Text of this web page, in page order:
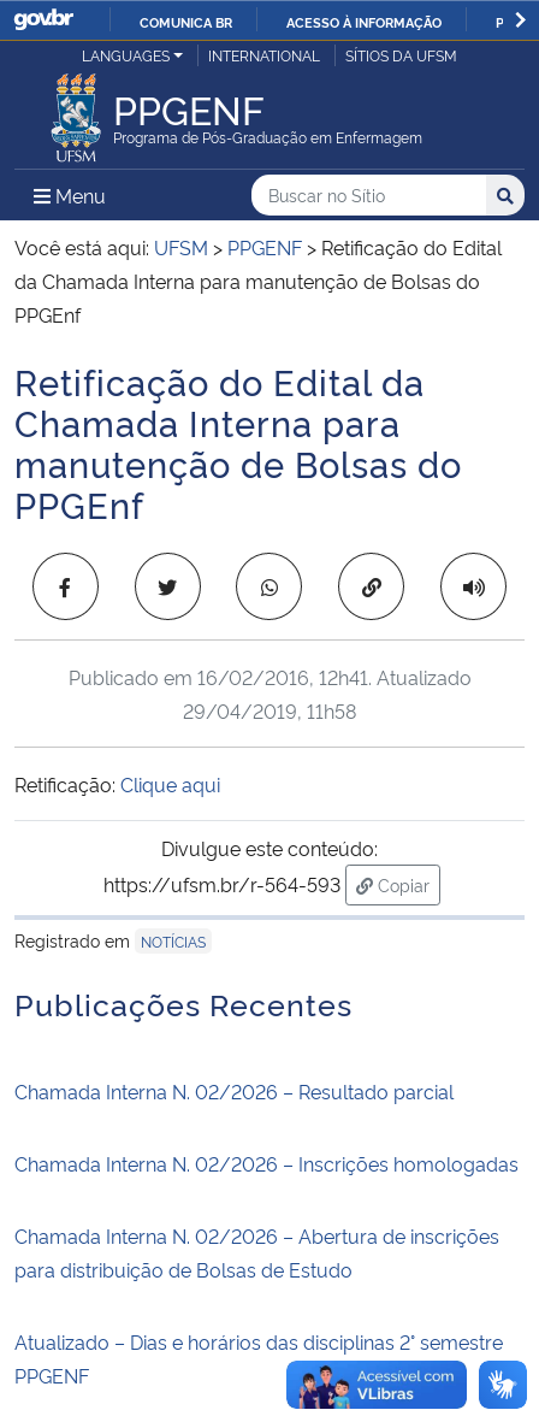
IR
COMUNICA BR ACESSO À INFORMAÇÃO
Ministério da Justiça e Segurança Pública
Ministério da Defesa
Ministério das Relações Exteriores
Ministério da Economia
Ministério da Infraestrutura
Ministério da Agricultura, Pecuária e Abastecimento
Ministério da Educação
Ministério da Cidadania
Ministério da Saúde
Ministério de Minas e Energia
Ministério da Ciência, Tecnologia, Inovações e Comunicações
Ministério do Turismo
Ministério do Desenvolvimento Regional
Controladoria-Geral da União
Gabinete de Segurança Institucional
Banco Central do Brasil
LANGUAGES INTERNATIONAL SÍTIOS DA UFSM
PPGENF
Programa de Pós-Graduação em Enfermagem
Menu Menu Principal do Sítio
Busca
Buscar no no Sítio
Busca:
Você está aqui: UFSM > PPGENF > Retificação do Edital
da Chamada Interna para manutenção de Bolsas do
PPGEnf
Início do conteúdo
Retificação do Edital da
Chamada Interna para
manutenção de Bolsas do
PPGEnf
Copiar para área
Publicado em 16/02/2016, 12h41. Atualizado
29/04/2019, 11h58
Retificação: Clique aqui
Divulgue este conteúdo:
https://ufsm.br/r-564-593
Copiar
para área de
Registrado em
NOTÍCIAS
Publicações Recentes
Chamada Interna N. 02/2026 – Resultado parcial
Chamada Interna N. 02/2026 – Inscrições homologadas
Chamada Interna N. 02/2026 – Abertura de inscrições
para distribuição de Bolsas de Estudo
Atualizado – Dias e horários das disciplinas 2° semestre
PPGENF